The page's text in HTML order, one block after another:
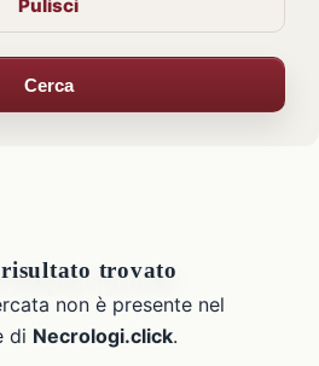
Pulisci
Cerca
risultato trovato
non è presente nel
di Necrologi.click.